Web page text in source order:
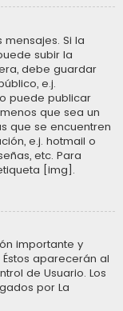
Si la
subir la
debe guardar
e.j.
puede publicar
que sea un
que se encuentren
e.j. hotmail o
etc. Para
[img].
importante y
aparecerán al
de Usuario. Los
por La